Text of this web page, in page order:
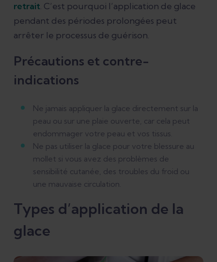
retrait. C’est pourquoi l’application de glace
pendant des périodes prolongées peut
arrêter le processus de guérison.
Précautions et contre-
indications
Ne jamais appliquer la glace directement sur la
peau ou sur une plaie ouverte, car cela peut
endommager votre peau et vos tissus.
Ne pas utiliser la glace pour votre blessure au
mollet si vous avez des problèmes de
sensibilité cutanée, des troubles du froid ou
une mauvaise circulation.
Types d’application de la
glace